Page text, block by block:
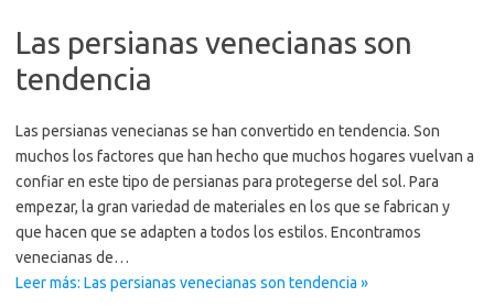
Las persianas venecianas son
tendencia
Las persianas venecianas se han convertido en tendencia. Son
muchos los factores que han hecho que muchos hogares vuelvan a
confiar en este tipo de persianas para protegerse del sol. Para
empezar, la gran variedad de materiales en los que se fabrican y
que hacen que se adapten a todos los estilos. Encontramos
venecianas de…
Leer más: Las persianas venecianas son tendencia »